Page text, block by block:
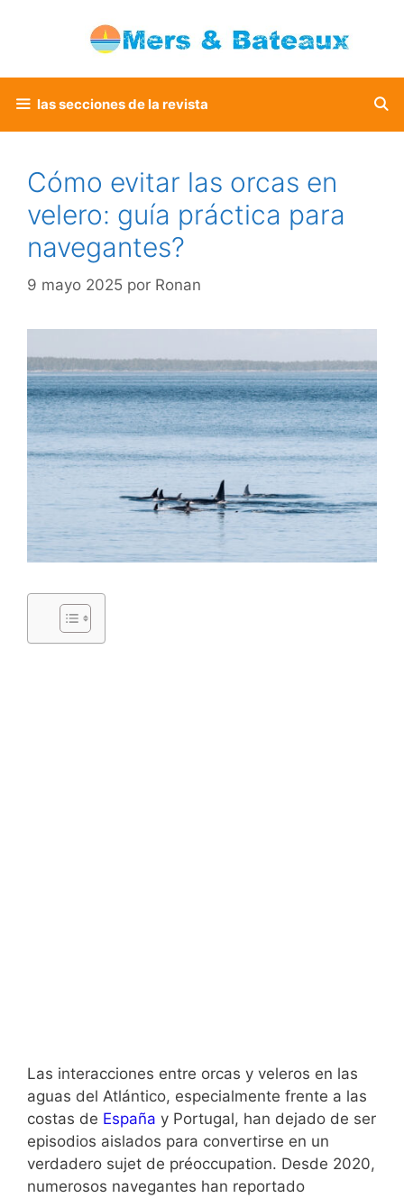
las secciones de la revista
Cómo evitar las orcas en
velero: guía práctica para
navegantes?
9 mayo 2025 por Ronan
Las interacciones entre orcas y veleros en las
aguas del Atlántico, especialmente frente a las
costas de España y Portugal, han dejado de ser
episodios aislados para convertirse en un
verdadero sujet de préoccupation. Desde 2020,
numerosos navegantes han reportado